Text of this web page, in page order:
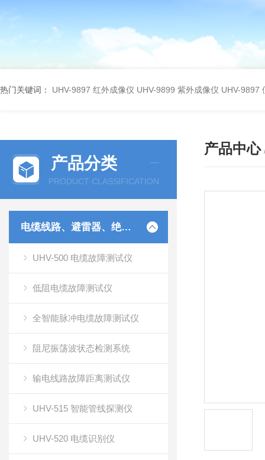
热门关键词： UHV-9897 红外成像仪 UHV-9899 紫外成像仪 UHV-9897
产品分类
PRODUCT CLASSIFICATION
电缆线路、避雷器、绝缘子测试仪器
UHV-500 电缆故障测试仪
低阻电缆故障测试仪
全智能脉冲电缆故障测试仪
阻尼振荡波状态检测系统
输电线路故障距离测试仪
UHV-515 智能管线探测仪
UHV-520 电缆识别仪
产品中心